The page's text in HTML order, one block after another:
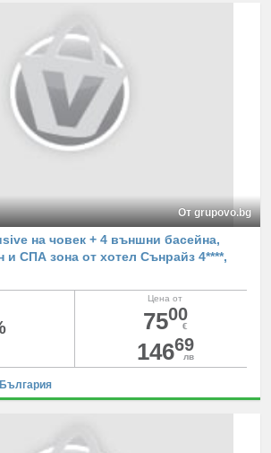
От grupovo.bg
на човек + 4 външни басейна,
и СПА зона от хотел Сънрайз 4****,
Цена от
7500
€
14669
лв
България